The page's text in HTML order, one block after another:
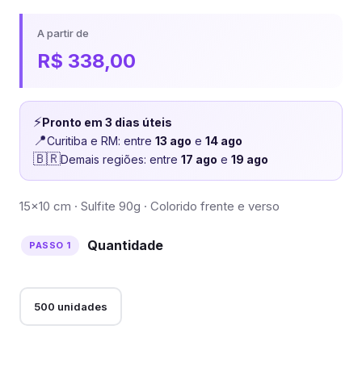
A partir de
R$ 338,00
⚡Pronto em 3 dias úteis
📍Curitiba e RM: entre 13 ago e 14 ago
🇧🇷Demais regiões: entre 17 ago e 19 ago
15×10 cm · Sulfite 90g · Colorido frente e verso
Quantidade
500 unidades